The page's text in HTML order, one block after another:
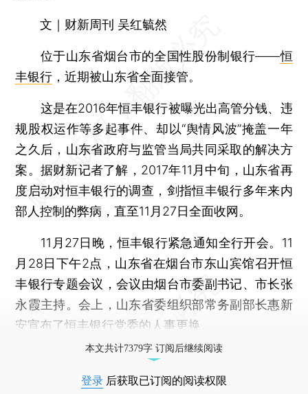
文｜财新周刊 吴红毓然
位于山东省烟台市的全国性股份制银行——恒
丰银行 ，近期被山东省全面接管。
这是在2016年恒丰银行被曝光出高管分钱、违
规股权运作等多起事件、却以“舆情风波”掩盖一年
之久后，山东省政府与监管当局共同采取的解决方
案。据财新记者了解，2017年11月中旬，山东省再
度启动对恒丰银行的调查，剑指恒丰银行多年来内
部人控制的弊病，直至11月27日全面收网。
11月27日晚，恒丰银行紧急通知全行开会。11
月28日下午2点，山东省在烟台市东山宾馆召开恒
丰银行专题会议，会议由烟台市委副书记、市长张
永霞主持。会上，山东省委组织部常务副部长惠新
安宣布了恒丰银行党委的人事更换。
本文共计7379字 订阅后继续阅读
登录 后获取已订阅的阅读权限